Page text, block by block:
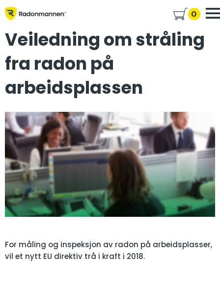
0
Veiledning om stråling
fra radon på
arbeidsplassen
For måling og inspeksjon av radon på arbeidsplasser,
vil et nytt EU direktiv trå i kraft i 2018.